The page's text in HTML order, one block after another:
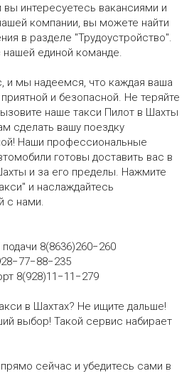
интересуетесь вакансиями и
компании, вы можете найти
в разделе "Трудоустройство".
единой команде.
и мы надеемся, что каждая ваша
и безопасной. Не теряйте
наше такси Пилот в Шахты
сделать вашу поездку
Наши профессиональные
готовы доставить вас в
и за его пределы. Нажмите
и наслаждайтесь
с нами.
8(8636)260−260
8(928)11−11−279
в Шахтах? Не ищите дальше!
выбор! Такой сервис набирает
сейчас и убедитесь сами в